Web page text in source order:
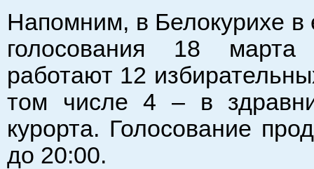
Напомним, в Белокурихе в
голосования 18
работают 12
том числе 4 – в
курорта. Голосование
до 20:00.